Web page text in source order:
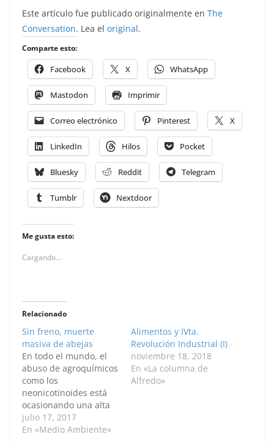
Este artículo fue publicado originalmente en The
Conversation. Lea el original.
Comparte esto:
Facebook X WhatsApp
Mastodon Imprimir
Correo electrónico Pinterest X
LinkedIn Hilos Pocket
Bluesky Reddit Telegram
Tumblr Nextdoor
Me gusta esto:
Cargando...
Relacionado
Sin freno, muerte
masiva de abejas
En todo el mundo, el
abuso de agroquímicos
como los
neonicotinoides está
ocasionando una alta
mortalidad de muchas
especies animales,
julio 17, 2017
En «Medio Ambiente»
Alimentos y IVta.
Revolución Industrial (I)
noviembre 18, 2018
En «La columna de
Alfredo»